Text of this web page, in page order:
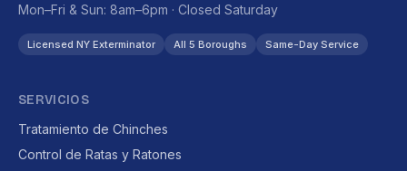
Mon–Fri & Sun: 8am–6pm · Closed Saturday
Licensed NY Exterminator All 5 Boroughs Same-Day Service
SERVICIOS
Tratamiento de Chinches
Control de Ratas y Ratones